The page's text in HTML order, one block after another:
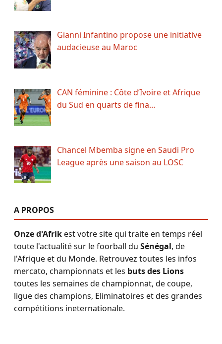
Gianni Infantino propose une initiative
audacieuse au Maroc
CAN féminine : Côte d’Ivoire et Afrique
du Sud en quarts de fina…
Chancel Mbemba signe en Saudi Pro
League après une saison au LOSC
A PROPOS
Onze d'Afrikest votre site qui traite en temps réel
toute l'actualité sur le foorball du Sénégal, de
l'Afrique et du Monde. Retrouvez toutes les infos
mercato, championnats et les buts des Lions
toutes les semaines de championnat, de coupe,
ligue des champions, Eliminatoires et des grandes
compétitions ineternationale.